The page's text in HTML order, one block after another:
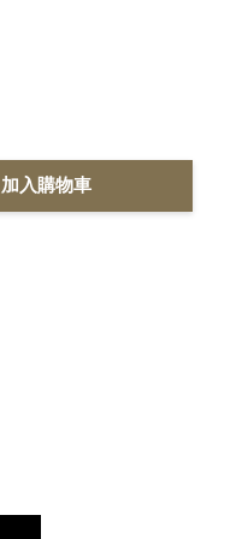
加入購物車